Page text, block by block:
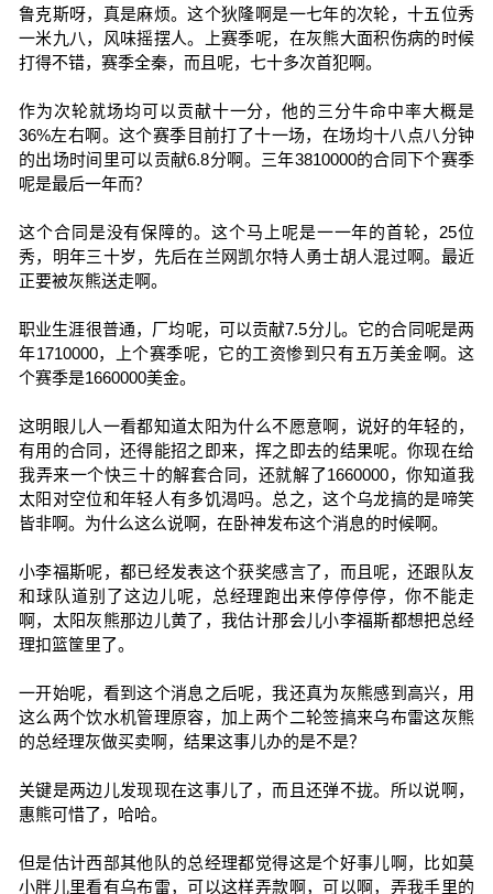
鲁克斯呀，真是麻烦。这个狄隆啊是一七年的次轮，十五位秀
一米九八，风味摇摆人。上赛季呢，在灰熊大面积伤病的时候
打得不错，赛季全秦，而且呢，七十多次首犯啊。
作为次轮就场均可以贡献十一分，他的三分牛命中率大概是
36%左右啊。这个赛季目前打了十一场，在场均十八点八分钟
的出场时间里可以贡献6.8分啊。三年3810000的合同下个赛季
呢是最后一年而？
这个合同是没有保障的。这个马上呢是一一年的首轮，25位
秀，明年三十岁，先后在兰网凯尔特人勇士胡人混过啊。最近
正要被灰熊送走啊。
职业生涯很普通，厂均呢，可以贡献7.5分儿。它的合同呢是两
年1710000，上个赛季呢，它的工资惨到只有五万美金啊。这
个赛季是1660000美金。
这明眼儿人一看都知道太阳为什么不愿意啊，说好的年轻的，
有用的合同，还得能招之即来，挥之即去的结果呢。你现在给
我弄来一个快三十的解套合同，还就解了1660000，你知道我
太阳对空位和年轻人有多饥渴吗。总之，这个乌龙搞的是啼笑
皆非啊。为什么这么说啊，在卧神发布这个消息的时候啊。
小李福斯呢，都已经发表这个获奖感言了，而且呢，还跟队友
和球队道别了这边儿呢，总经理跑出来停停停停，你不能走
啊，太阳灰熊那边儿黄了，我估计那会儿小李福斯都想把总经
理扣篮筐里了。
一开始呢，看到这个消息之后呢，我还真为灰熊感到高兴，用
这么两个饮水机管理原容，加上两个二轮签搞来乌布雷这灰熊
的总经理灰做买卖啊，结果这事儿办的是不是？
关键是两边儿发现现在这事儿了，而且还弹不拢。所以说啊，
惠熊可惜了，哈哈。
但是估计西部其他队的总经理都觉得这是个好事儿啊，比如莫
小胖儿里看有乌布雷，可以这样弄款啊，可以啊，弄我手里的